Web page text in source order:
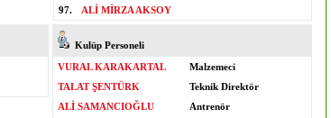
97.
ALİ MİRZA AKSOY
Kulüp Personeli
VURAL KARAKARTAL
Malzemeci
TALAT ŞENTÜRK
Teknik Direktör
ALİ SAMANCIOĞLU
Antrenör